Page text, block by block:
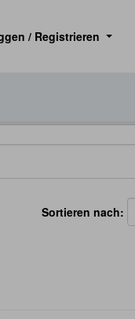
/ Registrieren
Sortieren nach